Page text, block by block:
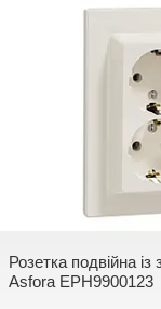
Розетка подвійна
Asfora EPH9900123